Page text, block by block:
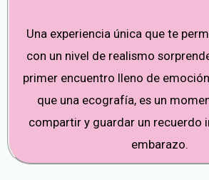
Una experiencia única que te
con un nivel de realismo
primer encuentro lleno de
que una ecografía, es un
compartir y guardar un recuerdo
embarazo.